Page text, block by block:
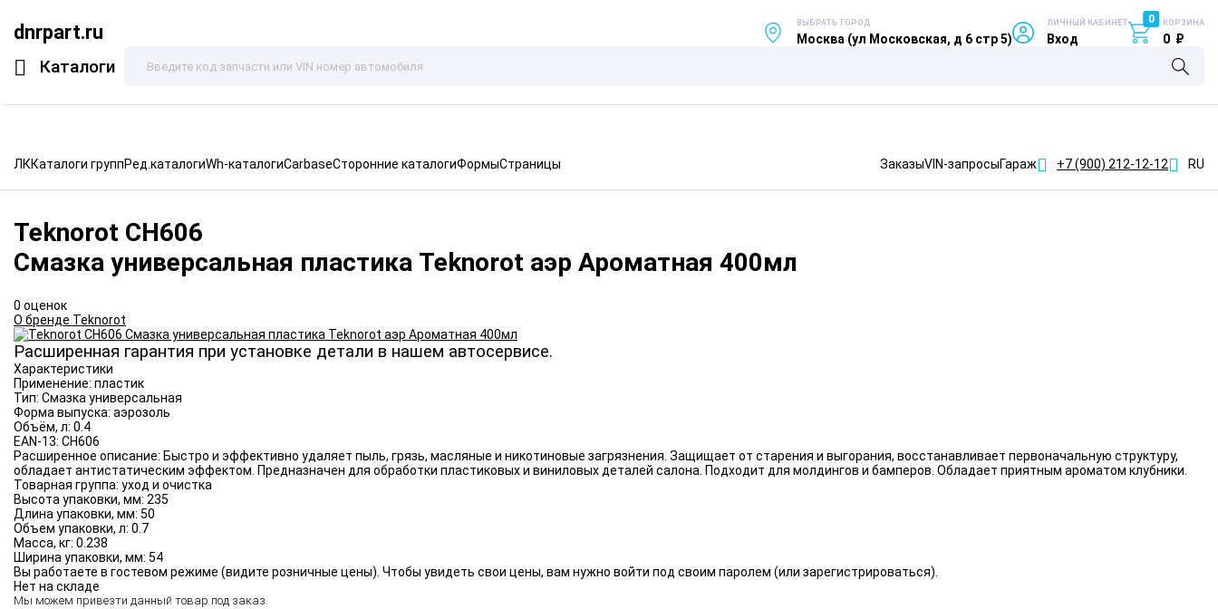
dnrpart.ru
Каталоги
ВЫБРАТЬ ГОРОД
Москва (ул Московская, д 6 стр 5)
ЛИЧНЫЙ КАБИНЕТ
Вход
0 КОРЗИНА
0 ₽
ЛККаталоги группРед.каталогиWh-каталогиCarbaseСторонние каталогиФормыСтраницы ЗаказыVIN-запросыГараж +7 (900) 212-12-12 RU
Teknorot CH606
Смазка универсальная пластика Teknorot аэр Ароматная 400мл
0 оценок
О бренде Teknorot
Расширенная гарантия при установке детали в нашем автосервисе.
Характеристики
Применение: пластик
Тип: Смазка универсальная
Форма выпуска: аэрозоль
Объём, л: 0.4
EAN-13: CH606
Расширенное описание: Быстро и эффективно удаляет пыль, грязь, масляные и никотиновые загрязнения. Защищает от старения и выгорания, восстанавливает первоначальную структуру,
обладает антистатическим эффектом. Предназначен для обработки пластиковых и виниловых деталей салона. Подходит для молдингов и бамперов. Обладает приятным ароматом клубники.
Товарная группа: уход и очистка
Высота упаковки, мм: 235
Длина упаковки, мм: 50
Объем упаковки, л: 0.7
Масса, кг: 0.238
Ширина упаковки, мм: 54
Вы работаете в гостевом режиме (видите розничные цены). Чтобы увидеть свои цены, вам нужно войти под своим паролем (или зарегистрироваться).
Нет на складе
Мы можем привезти данный товар под заказ.